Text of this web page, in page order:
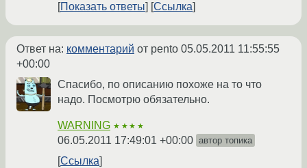
Показать ответы
Ссылка
Ответ на: комментарий от pento 05.05.2011 11:55:55
+00:00
Спасибо, по описанию похоже на то что
надо. Посмотрю обязательно.
WARNING ★★★★
06.05.2011 17:49:01 +00:00 автор топика
Ссылка